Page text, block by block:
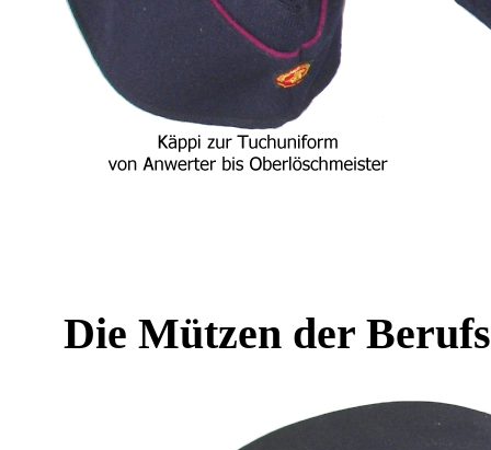
Die Mützen der